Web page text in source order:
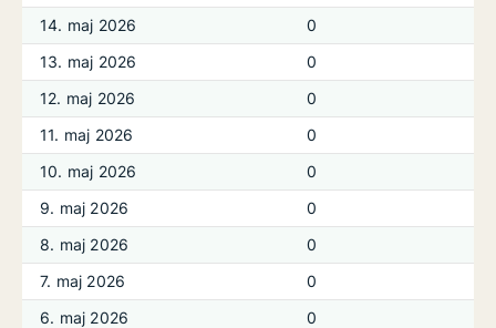
14. maj 2026
0
13. maj 2026
0
12. maj 2026
0
11. maj 2026
0
10. maj 2026
0
9. maj 2026
0
8. maj 2026
0
7. maj 2026
0
6. maj 2026
0